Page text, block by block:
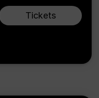
Tickets